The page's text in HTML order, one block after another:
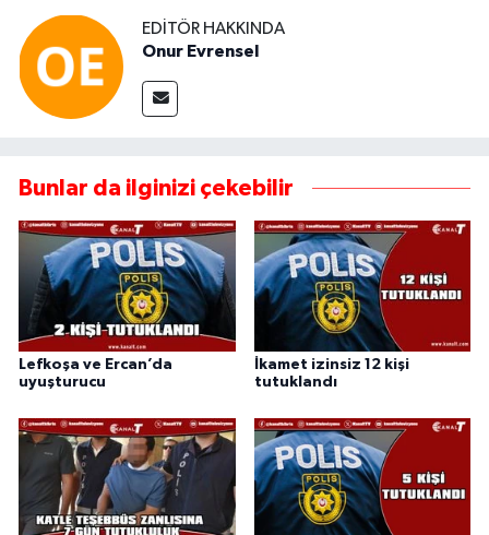
EDITÖR HAKKINDA
Onur Evrensel
Bunlar da ilginizi çekebilir
Lefkoşa ve Ercan’da
uyuşturucu
İkamet izinsiz 12 kişi
tutuklandı